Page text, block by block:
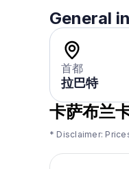
General
首都
拉巴特
卡萨布兰
* Disclaimer: